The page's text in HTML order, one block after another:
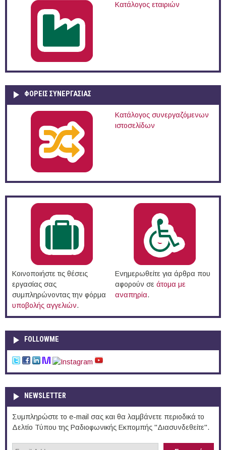
Κατάλογος εταιριών
ΦΟΡΕΙΣ ΣΥΝΕΡΓΑΣΙΑΣ
Κατάλογος συνεργαζόμενων
ιστοσελίδων
Κοινοποιήστε τις θέσεις
εργασίας σας
συμπληρώνοντας την φόρμα
υποβολής αγγελιών.
Ενημερωθείτε για άρθρα που
αφορούν σε άτομα με
αναπηρία.
FOLLOWME
NEWSLETTER
Συμπληρώστε το e-mail σας και θα λαμβάνετε περιοδικά το
Δελτίο Τύπου της Ραδιοφωνικής Εκπομπής "Διασυνδεθείτε".